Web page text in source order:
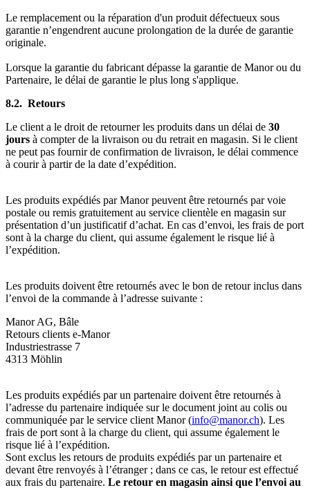
Le remplacement ou la réparation d'un produit défectueux sous
garantie n’engendrent aucune prolongation de la durée de garantie
originale.
Lorsque la garantie du fabricant dépasse la garantie de Manor ou du
Partenaire, le délai de garantie le plus long s'applique.
8.2. Retours
Le client a le droit de retourner les produits dans un délai de 30
jours à compter de la livraison ou du retrait en magasin. Si le client
ne peut pas fournir de confirmation de livraison, le délai commence
à courir à partir de la date d’expédition.
Les produits expédiés par Manor peuvent être retournés par voie
postale ou remis gratuitement au service clientèle en magasin sur
présentation d’un justificatif d’achat. En cas d’envoi, les frais de port
sont à la charge du client, qui assume également le risque lié à
l’expédition.
Les produits doivent être retournés avec le bon de retour inclus dans
l’envoi de la commande à l’adresse suivante :
Manor AG, Bâle
Retours clients e-Manor
Industriestrasse 7
4313 Möhlin
Les produits expédiés par un partenaire doivent être retournés à
l’adresse du partenaire indiquée sur le document joint au colis ou
communiquée par le service client Manor (info@manor.ch). Les
frais de port sont à la charge du client, qui assume également le
risque lié à l’expédition.
Sont exclus les retours de produits expédiés par un partenaire et
devant être renvoyés à l’étranger ; dans ce cas, le retour est effectué
aux frais du partenaire. Le retour en magasin ainsi que l’envoi au